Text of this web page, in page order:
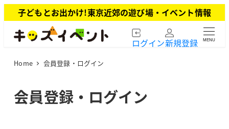
イ
子どもとお出かけ!東京近郊の遊び場・イベント情報
ログイン新規登録 MENU
Home 会員登録・ログイン
会員登録・ログイン